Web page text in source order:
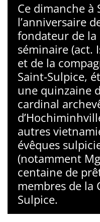
Ce dimanche à
l’anniversaire
fondateur de la
séminaire (act.
et de la
Saint-Sulpice,
une quinzaine
cardinal
autres
évêques
(notamment
centaine de
membres de la
Sulpice.